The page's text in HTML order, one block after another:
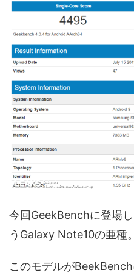
今回GeekBenchに登場
うGalaxy Note10の亜種。
このモデルが